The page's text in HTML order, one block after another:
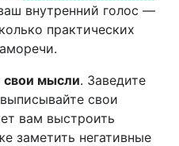
внутренний голос —
практических
свои мысли. Заведите
свои
вам выстроить
заметить негативные